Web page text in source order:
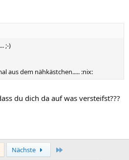
;-)
aus dem nähkästchen..... :nix:
du dich da auf was versteifst???
Nächste